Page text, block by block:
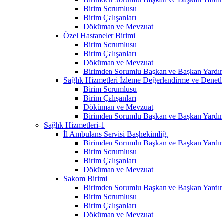
Birim Sorumlusu
Birim Çalışanları
Döküman ve Mevzuat
Özel Hastaneler Birimi
Birim Sorumlusu
Birim Çalışanları
Döküman ve Mevzuat
Birimden Sorumlu Başkan ve Başkan
Sağlık Hizmetleri İzleme Değerlendirme ve
Birim Sorumlusu
Birim Çalışanları
Döküman ve Mevzuat
Birimden Sorumlu Başkan ve Başkan
Sağlık Hizmetleri-1
İl Ambulans Servisi Başhekimliği
Birimden Sorumlu Başkan ve Başkan
Birim Sorumlusu
Birim Çalışanları
Döküman ve Mevzuat
Sakom Birimi
Birimden Sorumlu Başkan ve Başkan
Birim Sorumlusu
Birim Çalışanları
Döküman ve Mevzuat